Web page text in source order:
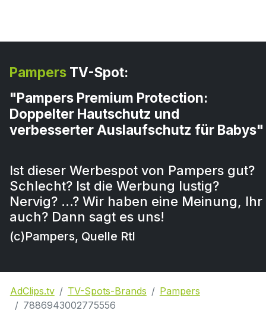
Pampers TV-Spot:
"Pampers Premium Protection:
Doppelter Hautschutz und
verbesserter Auslaufschutz für Babys"
Ist dieser Werbespot von Pampers gut?
Schlecht? Ist die Werbung lustig?
Nervig? …? Wir haben eine Meinung, Ihr
auch? Dann sagt es uns!
(c)Pampers, Quelle Rtl
AdClips.tv TV-Spots-Brands
Pampers
7886943002775556